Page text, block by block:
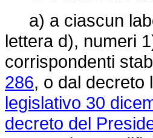
a) a ciascun
lettera d), numeri
corrispondenti
286, o dal decreto
legislativo 30
decreto del